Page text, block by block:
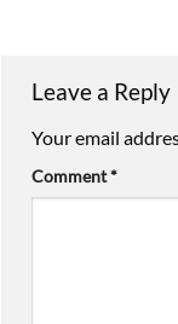
Leave a Reply
Your email
Comment*